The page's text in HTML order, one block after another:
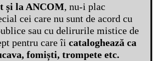
și la ANCOM, nu-i plac
cei care nu sunt de acord cu
sau cu delirurile mistice de
pentru care îi cataloghează ca
fomiști, trompete etc.